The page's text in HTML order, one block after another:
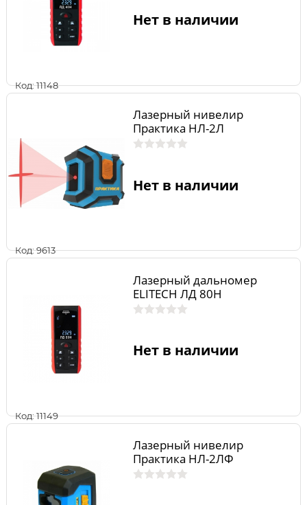
Код: 11148
Нет в наличии
Код: 9613
Лазерный нивелир
Практика НЛ-2Л
Нет в наличии
Код: 11149
Лазерный дальномер
ELITECH ЛД 80Н
Нет в наличии
Лазерный нивелир
Практика НЛ-2ЛФ